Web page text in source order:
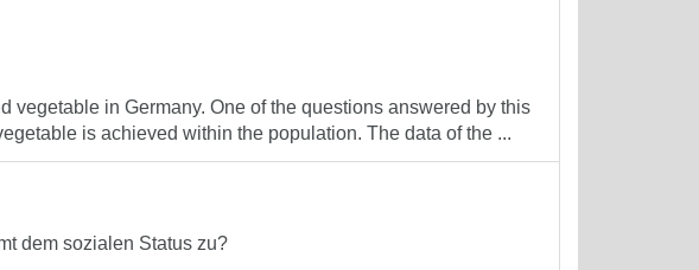
vegetable in Germany. One of the questions answered by this
is achieved within the population. The data of the ...
dem sozialen Status zu?